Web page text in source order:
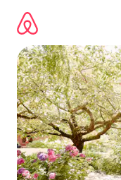
directement
contenu